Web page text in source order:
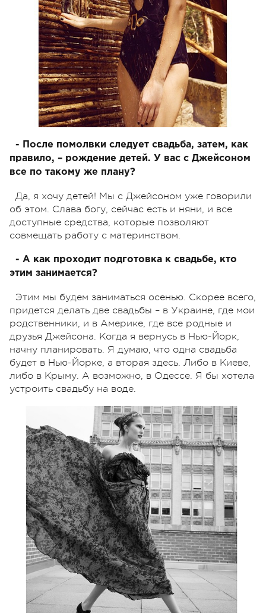
- После помолвки следует свадьба, затем, как
правило, – рождение детей. У вас с Джейсоном
все по такому же плану?
Да, я хочу детей! Мы с Джейсоном уже говорили
об этом. Слава богу, сейчас есть и няни, и все
доступные средства, которые позволяют
совмещать работу с материнством.
- А как проходит подготовка к свадьбе, кто
этим занимается?
Этим мы будем заниматься осенью. Скорее всего,
придется делать две свадьбы – в Украине, где мои
родственники, и в Америке, где все родные и
друзья Джейсона. Когда я вернусь в Нью-Йорк,
начну планировать. Я думаю, что одна свадьба
будет в Нью-Йорке, а вторая здесь. Либо в Киеве,
либо в Крыму. А возможно, в Одессе. Я бы хотела
устроить свадьбу на воде.